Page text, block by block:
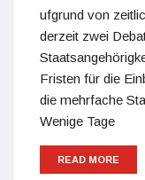
ufgrund von
derzeit zwei
Fristen für die
die mehrfache
Wenige Tage
READ MORE